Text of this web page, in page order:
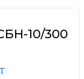
10/300